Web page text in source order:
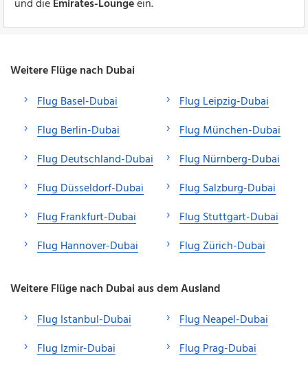
und dieEmirates-Loungeein.
Weitere Flüge nach Dubai
Flug Basel-Dubai
Flug Berlin-Dubai
Flug Deutschland-Dubai
Flug Düsseldorf-Dubai
Flug Frankfurt-Dubai
Flug Hannover-Dubai
Flug Leipzig-Dubai
Flug München-Dubai
Flug Nürnberg-Dubai
Flug Salzburg-Dubai
Flug Stuttgart-Dubai
Flug Zürich-Dubai
Weitere Flüge nach Dubai aus dem Ausland
Flug Istanbul-Dubai
Flug Izmir-Dubai
Flug Neapel-Dubai
Flug Prag-Dubai